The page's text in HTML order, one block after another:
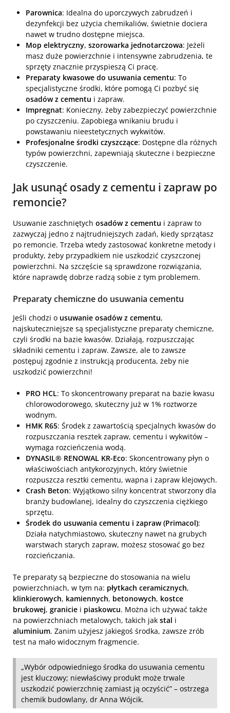
Parownica: Idealna do uporczywych zabrudzeń i
dezynfekcji bez użycia chemikaliów, świetnie dociera
nawet w trudno dostępne miejsca.
Mop elektryczny, szorowarka jednotarczowa: Jeżeli
masz duże powierzchnie i intensywne zabrudzenia, te
sprzęty znacznie przyspieszą Ci pracę.
Preparaty kwasowe do usuwania cementu: To
specjalistyczne środki, które pomogą Ci pozbyć się
osadów z cementu i zapraw.
Impregnat: Konieczny, żeby zabezpieczyć powierzchnie
po czyszczeniu. Zapobiega wnikaniu brudu i
powstawaniu nieestetycznych wykwitów.
Profesjonalne środki czyszczące: Dostępne dla różnych
typów powierzchni, zapewniają skuteczne i bezpieczne
czyszczenie.
Jak usunąć osady z cementu i zapraw po
remoncie?
Usuwanie zaschniętych osadów z cementu i zapraw to
zazwyczaj jedno z najtrudniejszych zadań, kiedy sprzątasz
po remoncie. Trzeba wtedy zastosować konkretne metody i
produkty, żeby przypadkiem nie uszkodzić czyszczonej
powierzchni. Na szczęście są sprawdzone rozwiązania,
które naprawdę dobrze radzą sobie z tym problemem.
Preparaty chemiczne do usuwania cementu
Jeśli chodzi o usuwanie osadów z cementu,
najskuteczniejsze są specjalistyczne preparaty chemiczne,
czyli środki na bazie kwasów. Działają, rozpuszczając
składniki cementu i zapraw. Zawsze, ale to zawsze
postępuj zgodnie z instrukcją producenta, żeby nie
uszkodzić powierzchni!
PRO HCL: To skoncentrowany preparat na bazie kwasu
chlorowodorowego, skuteczny już w 1% roztworze
wodnym.
HMK R65: Środek z zawartością specjalnych kwasów do
rozpuszczania resztek zapraw, cementu i wykwitów –
wymaga rozcieńczenia wodą.
DYNASIL® RENOWAL KR-Eco: Skoncentrowany płyn o
właściwościach antykorozyjnych, który świetnie
rozpuszcza resztki cementu, wapna i zapraw klejowych.
Crash Beton: Wyjątkowo silny koncentrat stworzony dla
branży budowlanej, idealny do czyszczenia ciężkiego
sprzętu.
Środek do usuwania cementu i zapraw (Primacol):
Działa natychmiastowo, skuteczny nawet na grubych
warstwach starych zapraw, możesz stosować go bez
rozcieńczania.
Te preparaty są bezpieczne do stosowania na wielu
powierzchniach, w tym na: płytkach ceramicznych,
klinkierowych, kamiennych, betonowych, kostce
brukowej, granicie i piaskowcu. Można ich używać także
na powierzchniach metalowych, takich jak stal i
aluminium. Zanim użyjesz jakiegoś środka, zawsze zrób
test na mało widocznym fragmencie.
„Wybór odpowiedniego środka do usuwania cementu
jest kluczowy; niewłaściwy produkt może trwale
uszkodzić powierzchnię zamiast ją oczyścić” – ostrzega
chemik budowlany, dr Anna Wójcik.